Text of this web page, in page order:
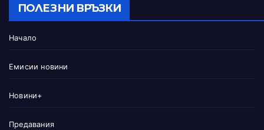
ПОЛЕЗНИ ВРЪЗКИ
Начало
Емисии новини
Новини+
Предавания